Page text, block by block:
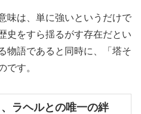
味は、単に強いというだけで
史をすら揺るがす存在だとい
物語であると同時に、「塔そ
です。
ラヘルとの唯一の絆